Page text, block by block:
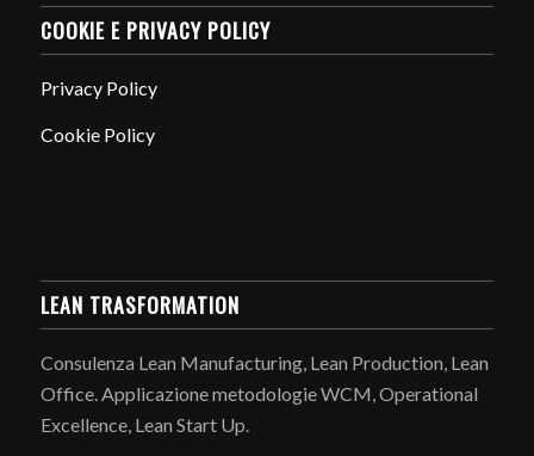
COOKIE E PRIVACY POLICY
Privacy Policy
Cookie Policy
LEAN TRASFORMATION
Consulenza Lean Manufacturing, Lean Production, Lean
Office. Applicazione metodologie WCM, Operational
Excellence, Lean Start Up.